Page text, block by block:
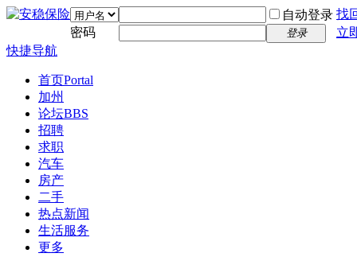
自动登录 找
密码
登录
立
快捷导航
首页Portal
加州
论坛BBS
招聘
求职
汽车
房产
二手
热点新闻
生活服务
更多